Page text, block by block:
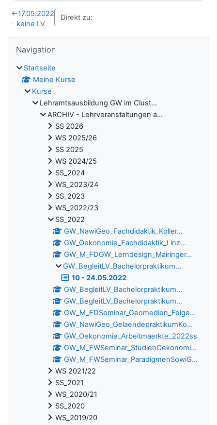
←17.05.2022
- keine LV
Navigation
Startseite
Meine Kurse
Kurse
Lehramtsausbildung GW im Clust...
ARCHIV - Lehrveranstaltungen a...
SS 2026
WS 2025/26
SS 2025
WS 2024/25
SS_2024
WS_2023/24
SS_2023
WS_2022/23
SS_2022
GW_NawiGeo_Fachdidaktik_Koller...
GW_Oekonomie_Fachdidaktik_Linz...
GW_M_FDGW_Lerndesign_Mairinger...
GW_BegleitLV_Bachelorpraktikum...
10 - 24.05.2022
GW_BegleitLV_Bachelorpraktikum...
GW_BegleitLV_Bachelorpraktikum...
GW_M_FDSeminar_Geomedien_Felge...
GW_NawiGeo_GelaendepraktikumKo...
GW_Oekonomie_Arbeitmaerkte_2022ss
GW_M_FWSeminar_StudienOekonomi...
GW_M_FWSeminar_ParadigmenSowiG...
WS 2021/22
SS_2021
WS_2020/21
SS_2020
WS_2019/20